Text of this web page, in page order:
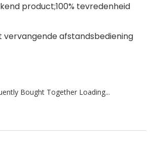
product;100% tevredenheid
vervangende afstandsbediening
Bought Together Loading...